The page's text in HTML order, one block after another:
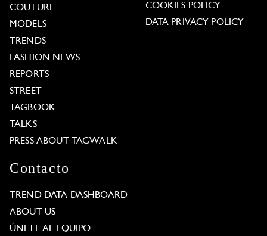
COUTURE
MODELS
TRENDS
FASHION NEWS
REPORTS
STREET
TAGBOOK
TALKS
PRESS ABOUT TAGWALK
COOKIES POLICY
DATA PRIVACY POLICY
Contacto
TREND DATA DASHBOARD
ABOUT US
ÚNETE AL EQUIPO